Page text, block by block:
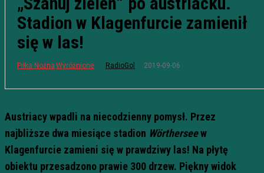
Stadion w Klagenfurcie zamienił
się w las!
Piłka Nożna Wyróżnione RadioGol 2019-09-06
Austriacy wpadli na niecodzienny pomysł. Przez
najbliższe dwa miesiące stadion Wörtherseew
Klagenfurcie zamieni się w prawdziwy las! Na płytę
obiektu przesadzono prawie 300 drzew. Piękny widok